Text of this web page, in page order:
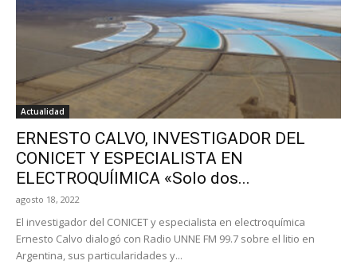
Actualidad
ERNESTO CALVO, INVESTIGADOR DEL
CONICET Y ESPECIALISTA EN
ELECTROQUÍIMICA «Solo dos...
agosto 18, 2022
El investigador del CONICET y especialista en electroquímica
Ernesto Calvo dialogó con Radio UNNE FM 99.7 sobre el litio en
Argentina, sus particularidades y...